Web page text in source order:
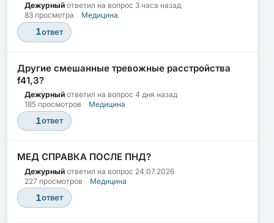
Дежурный ответил на вопрос 3 часа назад
83 просмотра
Медицина
1ответ
Другие смешанные тревожные расстройства
f41,3?
Дежурный ответил на вопрос 4 дня назад
185 просмотров
Медицина
1ответ
МЕД СПРАВКА ПОСЛЕ ПНД?
Дежурный ответил на вопрос 24.07.2026
227 просмотров
Медицина
1ответ